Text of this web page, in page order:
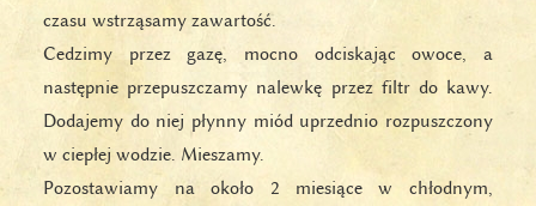
czasu wstrząsamy zawartość.
Cedzimy przez gazę, mocno odciskając owoce, a
następnie przepuszczamy nalewkę przez filtr do kawy.
Dodajemy do niej płynny miód uprzednio rozpuszczony
w ciepłej wodzie. Mieszamy.
Pozostawiamy na około 2 miesiące w chłodnym,